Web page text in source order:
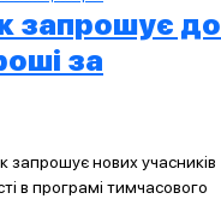
запрошує до
за
запрошує нових учасників
в програмі тимчасового